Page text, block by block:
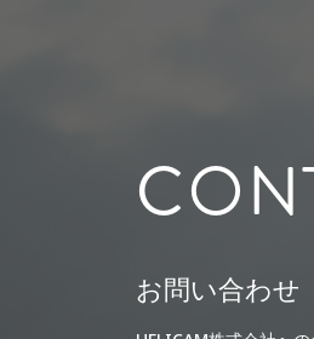
お問い合わせ